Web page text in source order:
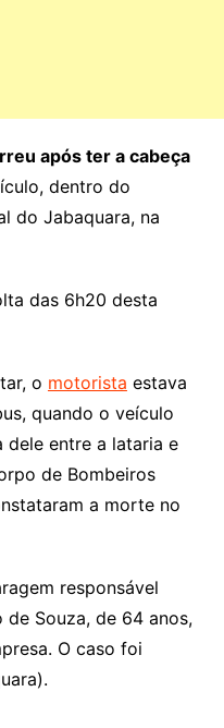
após ter a cabeça
dentro do
do Jabaquara, na
das 6h20 desta
o motorista estava
quando o veículo
dele entre a lataria e
de Bombeiros
a morte no
responsável
de Souza, de 64 anos,
O caso foi